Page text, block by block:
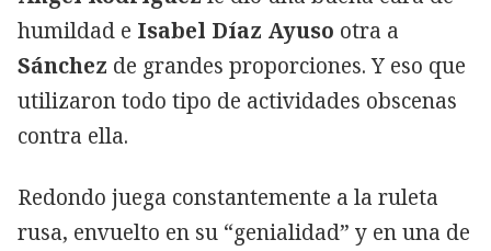
humildad e Isabel Díaz Ayuso otra a
Sánchez de grandes proporciones. Y eso que
utilizaron todo tipo de actividades obscenas
contra ella.
Redondo juega constantemente a la ruleta
rusa, envuelto en su “genialidad” y en una de